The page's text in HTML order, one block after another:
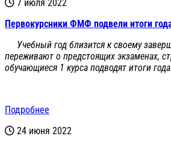
7 июля 2022
Первокурсники ФМФ подвели итоги
Учебный год близится к своему
переживают о предстоящих экзаменах,
обучающиеся 1 курса подводят итоги года.
Подробнее
24 июня 2022